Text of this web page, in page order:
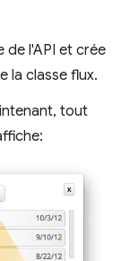
de l'API et crée
la classe flux.
tout